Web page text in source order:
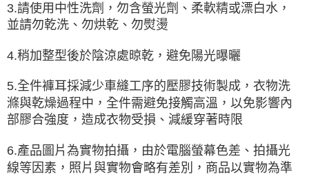
3.請使用中性洗劑，勿含螢光劑、柔軟精或漂白水，
並請勿乾洗、勿烘乾、勿熨燙
4.稍加整型後於陰涼處晾乾，避免陽光曝曬
5.全件褲耳採減少車縫工序的壓膠技術製成，衣物洗
滌與乾燥過程中，全件需避免接觸高溫，以免影響內
部膠合強度，造成衣物受損、減緩穿著時限
6.產品圖片為實物拍攝，由於電腦螢幕色差、拍攝光
線等因素，照片與實物會略有差別，商品以實物為準